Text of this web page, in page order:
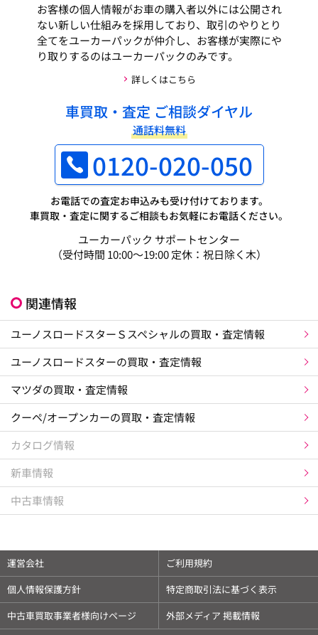
お客様の個人情報がお車の購入者以外には公開され
ない新しい仕組みを採用しており、取引のやりとり
全てをユーカーパックが仲介し、お客様が実際にや
り取りするのはユーカーパックのみです。
詳しくはこちら
車買取・査定 ご相談ダイヤル
通話料無料
0120-020-050
お電話での査定お申込みも受け付けております。
車買取・査定に関するご相談もお気軽にお電話ください。
ユーカーパック サポートセンター
（受付時間 10:00～19:00 定休：祝日除く木）
関連情報
ユーノスロードスターＳスペシャルの買取・査定情報
ユーノスロードスターの買取・査定情報
マツダの買取・査定情報
クーペ/オープンカーの買取・査定情報
カタログ情報
新車情報
中古車情報
運営会社
ご利用規約
個人情報保護方針
特定商取引法に基づく表示
中古車買取事業者様向けページ
外部メディア 掲載情報